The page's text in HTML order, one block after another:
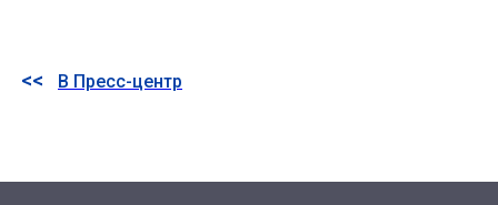
В Пресс-центр